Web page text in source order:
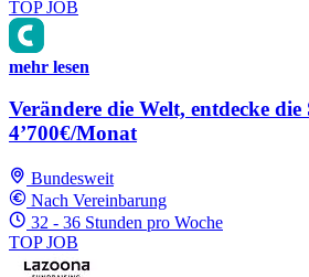
TOP JOB
mehr lesen
Verändere die Welt, entdecke
4’700€/Monat
Bundesweit
Nach Vereinbarung
32 - 36 Stunden pro Woche
TOP JOB